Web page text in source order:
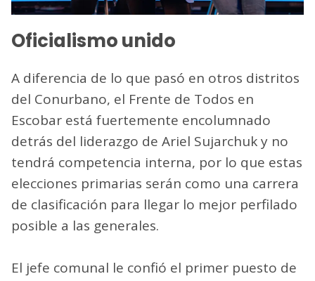
Oficialismo unido
A diferencia de lo que pasó en otros distritos
del Conurbano, el Frente de Todos en
Escobar está fuertemente encolumnado
detrás del liderazgo de Ariel Sujarchuk y no
tendrá competencia interna, por lo que estas
elecciones primarias serán como una carrera
de clasificación para llegar lo mejor perfilado
posible a las generales.
El jefe comunal le confió el primer puesto de